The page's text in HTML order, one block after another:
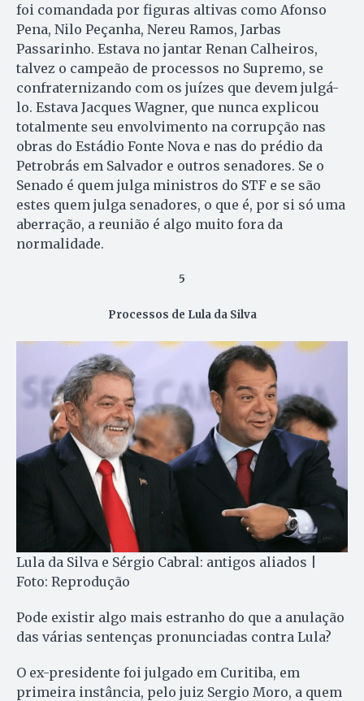
foi comandada por figuras altivas como Afonso
Pena, Nilo Peçanha, Nereu Ramos, Jarbas
Passarinho. Estava no jantar Renan Calheiros,
talvez o campeão de processos no Supremo, se
confraternizando com os juízes que devem julgá-
lo. Estava Jacques Wagner, que nunca explicou
totalmente seu envolvimento na corrupção nas
obras do Estádio Fonte Nova e nas do prédio da
Petrobrás em Salvador e outros senadores. Se o
Senado é quem julga ministros do STF e se são
estes quem julga senadores, o que é, por si só uma
aberração, a reunião é algo muito fora da
normalidade.
5
Processos de Lula da Silva
Lula da Silva e Sérgio Cabral: antigos aliados |
Foto: Reprodução
Pode existir algo mais estranho do que a anulação
das várias sentenças pronunciadas contra Lula?
O ex-presidente foi julgado em Curitiba, em
primeira instância, pelo juiz Sergio Moro, a quem